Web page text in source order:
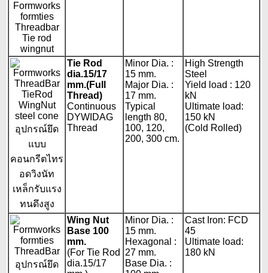
Tie Rod
dia.15/17
mm.(Full
Thread)
Continuous
DYWIDAG
Thread
Minor Dia. :
15 mm.
Major Dia. :
17 mm.
Typical
length 80,
100, 120,
200, 300 cm.
High Strength
Steel
Yield load : 120
kN
Ultimate load:
150 kN
(Cold Rolled)
Wing Nut
Base 100
mm.
(For Tie Rod
dia.15/17
Minor Dia. :
15 mm.
Hexagonal :
27 mm.
Base Dia. :
Cast Iron: FCD
45
Ultimate load:
180 kN